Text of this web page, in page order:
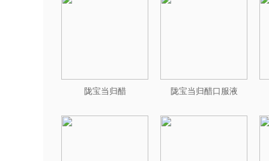
陇宝当归醋 陇宝当归醋口服液